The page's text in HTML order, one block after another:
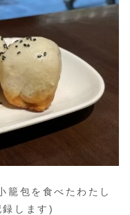
籠包を食べたわたし
します)